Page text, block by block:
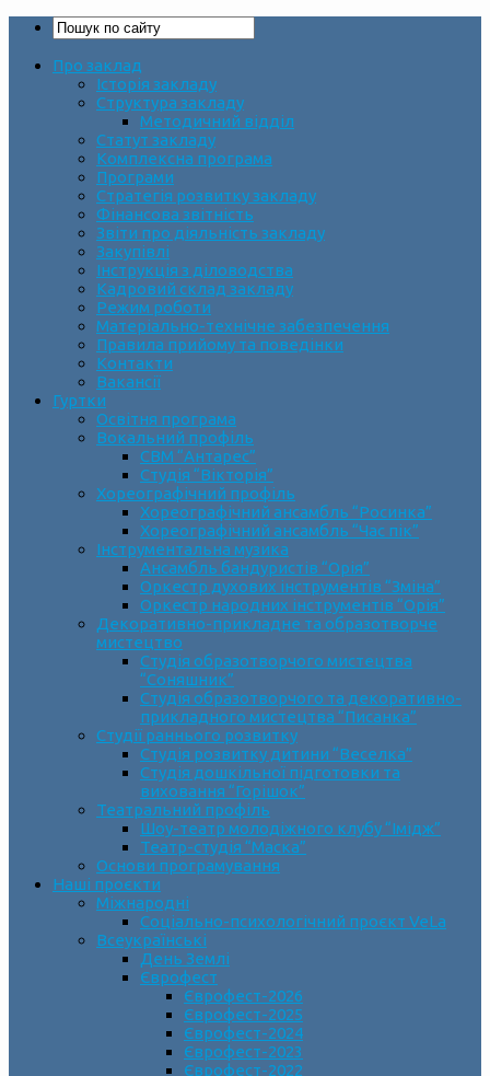
Про заклад
Історія закладу
Структура закладу
Методичний відділ
Статут закладу
Комплексна програма
Програми
Стратегія розвитку закладу
Фінансова звітність
Звіти про діяльність закладу
Закупівлі
Інструкція з діловодства
Кадровий склад закладу
Режим роботи
Матеріально-технічне забезпечення
Правила прийому та поведінки
Контакти
Вакансії
Гуртки
Освітня програма
Вокальний профіль
СВМ “Антарес”
Студія “Вікторія”
Хореографічний профіль
Хореографічний ансамбль “Росинка”
Хореографічний ансамбль “Час пік”
Інструментальна музика
Ансамбль бандуристів “Орія”
Оркестр духових інструментів “Зміна”
Оркестр народних інструментів “Орія”
Декоративно-прикладне та образотворче
мистецтво
Cтудія образотворчого мистецтва
“Соняшник”
Студія образотворчого та декоративно-
прикладного мистецтва “Писанка”
Студії раннього розвитку
Студія розвитку дитини “Веселка”
Студія дошкільної підготовки та
виховання “Горішок”
Театральний профіль
Шоу-театр молодіжного клубу “Імідж”
Театр-студія “Маска”
Основи програмування
Наші проєкти
Міжнародні
Соціально-психологічний проєкт VeLa
Всеукраїнські
День Землі
Єврофест
Єврофест-2026
Єврофест-2025
Єврофест-2024
Єврофест-2023
Єврофест-2022